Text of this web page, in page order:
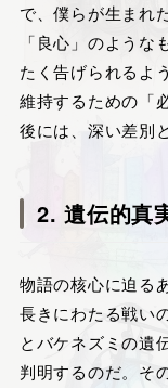
で、僕らが生まれ
「良心」のよう
たく告げられるよ
維持するための「
後には、深い差別
2. 遺伝的真
物語の核心に迫る
長きにわたる戦い
とバケネズミの遺
判明するのだ。そ